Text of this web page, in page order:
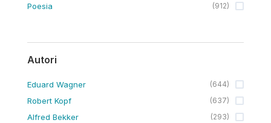
Poesia (912)
Autori
Eduard Wagner (644)
Robert Kopf (637)
Alfred Bekker (293)